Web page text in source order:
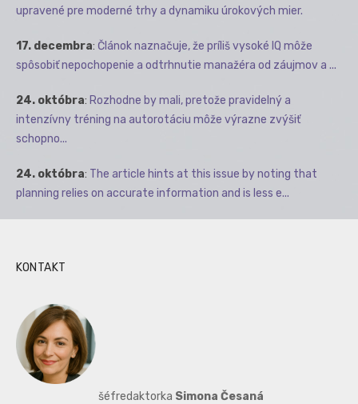
upravené pre moderné trhy a dynamiku úrokových mier.
17. decembra: Článok naznačuje, že príliš vysoké IQ môže
spôsobiť nepochopenie a odtrhnutie manažéra od záujmov a ...
24. októbra: Rozhodne by mali, pretože pravidelný a
intenzívny tréning na autorotáciu môže výrazne zvýšiť
schopno...
24. októbra: The article hints at this issue by noting that
planning relies on accurate information and is less e...
KONTAKT
šéfredaktorka Simona Česaná